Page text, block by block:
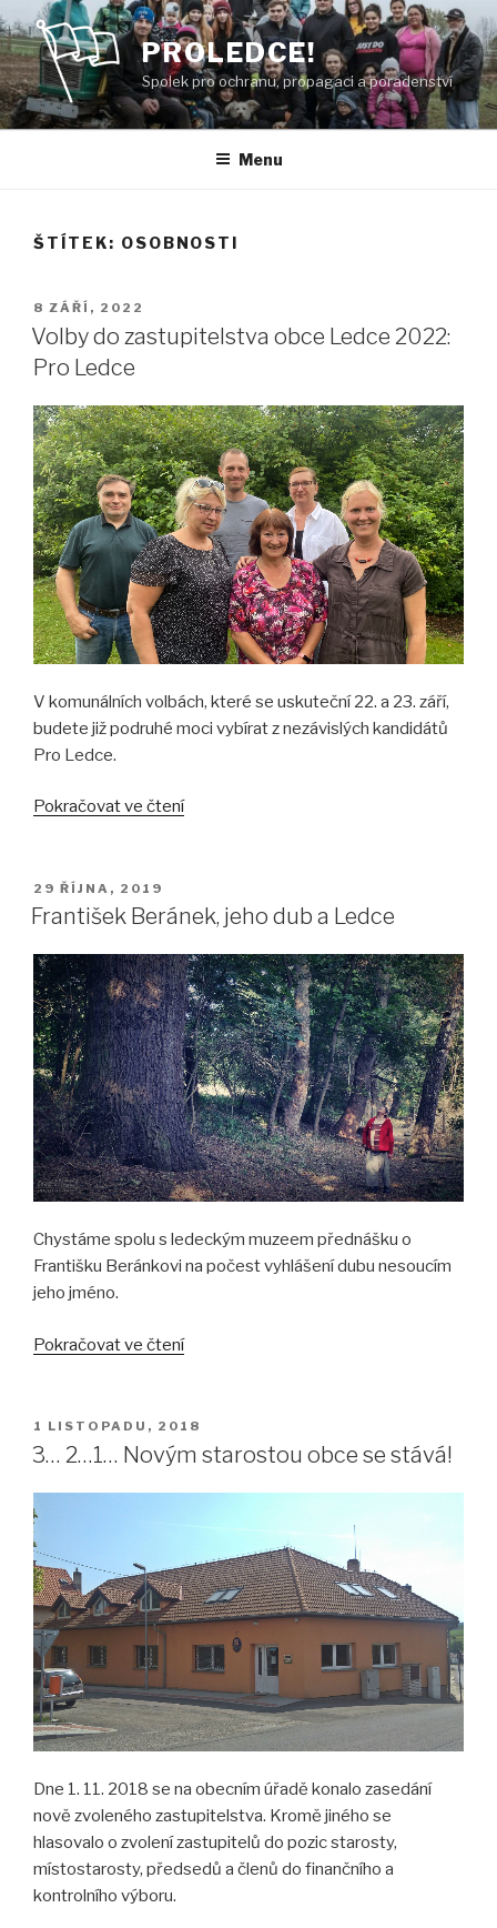
Přejít
k
obsahu
webu
PROLEDCE!
Spolek pro ochranu, propagaci a poradenství
Menu
ŠTÍTEK: OSOBNOSTI
PUBLIKOVÁNO
8 ZÁŘÍ, 2022
Volby do zastupitelstva obce Ledce 2022:
Pro Ledce
V komunálních volbách, které se uskuteční 22. a 23. září,
budete již podruhé moci vybírat z nezávislých kandidátů
Pro Ledce.
Pokračovat ve čtení„Volby
Ledce
Pro
Ledce“
PUBLIKOVÁNO
29 ŘÍJNA, 2019
František Beránek, jeho dub a Ledce
Chystáme spolu s ledeckým muzeem přednášku o
Františku Beránkovi na počest vyhlášení dubu nesoucím
jeho jméno.
Pokračovat ve čtení„František
dub
a
PUBLIKOVÁNO
1 LISTOPADU, 2018
3… 2…1… Novým starostou obce se stává!
Dne 1. 11. 2018 se na obecním úřadě konalo zasedání
nově zvoleného zastupitelstva. Kromě jiného se
hlasovalo o zvolení zastupitelů do pozic starosty,
místostarosty, předsedů a členů do finančního a
kontrolního výboru.